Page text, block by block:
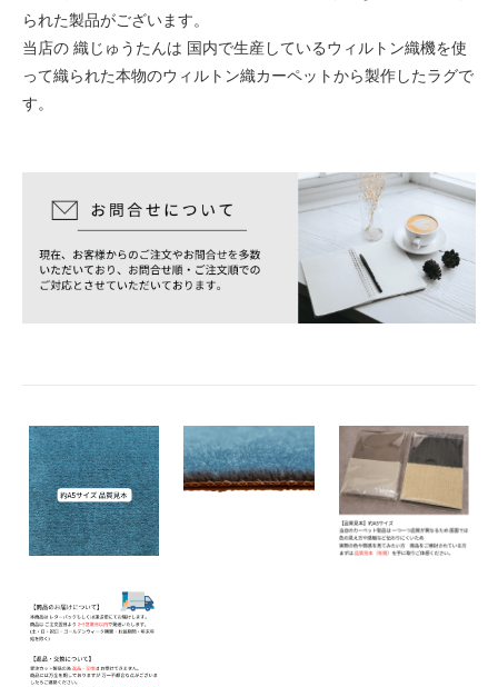
られた製品がございます。
当店の 織じゅうたんは 国内で生産しているウィルトン織機を使
って織られた本物のウィルトン織カーペットから製作したラグで
す。